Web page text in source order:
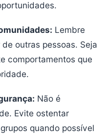
Lembre
outras pessoas. Seja
comportamentos que
Não é
Evite ostentar
quando possível